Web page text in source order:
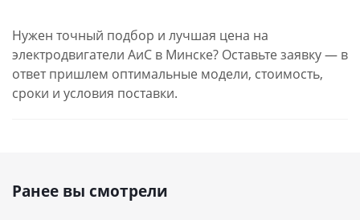
Нужен точный подбор и лучшая цена на
электродвигатели АиС в Минске? Оставьте заявку — в
ответ пришлем оптимальные модели, стоимость,
сроки и условия поставки.
Ранее вы смотрели